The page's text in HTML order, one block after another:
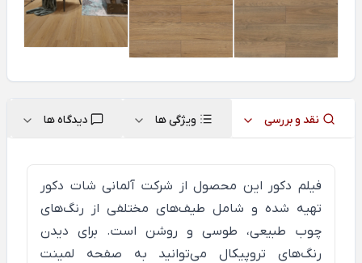
نقد و بررسی ویژگی ها دیدگاه ها
فیلم دکور این محصول از شرکت آلمانی شات دکور
تهیه شده و شامل طیف‌های مختلفی از رنگ‌های
چوب طبیعی، طوسی و روشن است. برای دیدن
رنگ‌های تروپیکال می‌توانید به صفحه لمینت